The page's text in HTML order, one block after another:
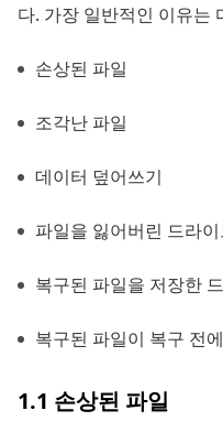
다. 가장 일반적인 이유는
손상된 파일
조각난 파일
데이터 덮어쓰기
파일을 잃어버린 드라
복구된 파일을 저장한
복구된 파일이 복구 전
1.1 손상된 파일